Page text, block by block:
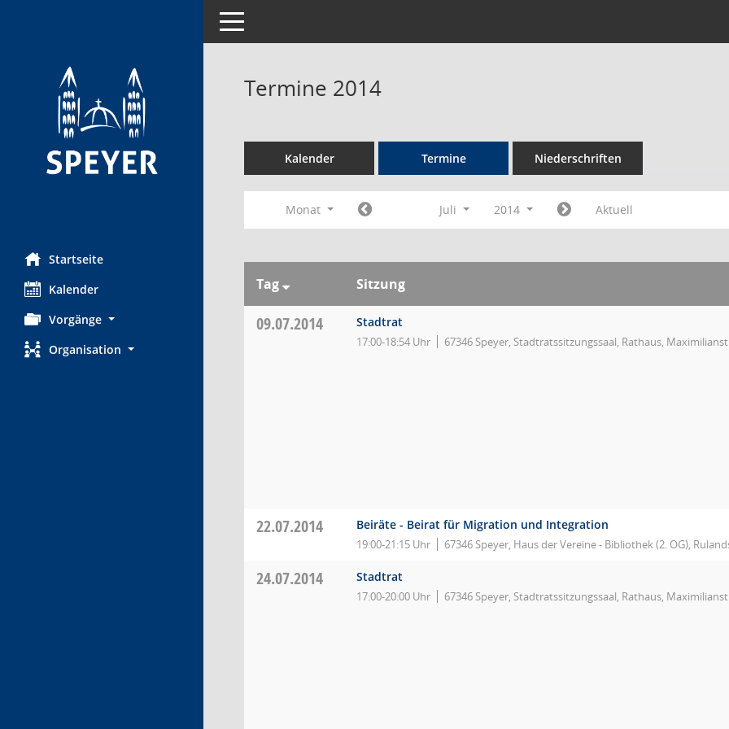
Startseite
Kalender
Vorgänge
Organisation
Toggle navigation
Termine 2014
Kalender Termine Niederschriften
Monat Juli 2014 Aktuell
Tag Sitzung
09.07.2014 Stadtrat
17:00-18:54 Uhr 67346 Speyer, Stadtratssitzungssaal, Rathaus,
22.07.2014 Beiräte - Beirat für Migration und Integration
19:00-21:15 Uhr 67346 Speyer, Haus der Vereine - Bibliothek (2. OG),
24.07.2014 Stadtrat
17:00-20:00 Uhr 67346 Speyer, Stadtratssitzungssaal, Rathaus,